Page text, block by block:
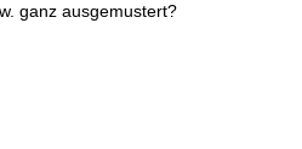
ganz ausgemustert?